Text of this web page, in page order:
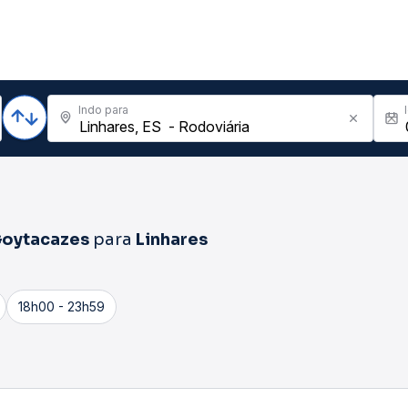
Indo para
para Linhares
18h00 - 23h59